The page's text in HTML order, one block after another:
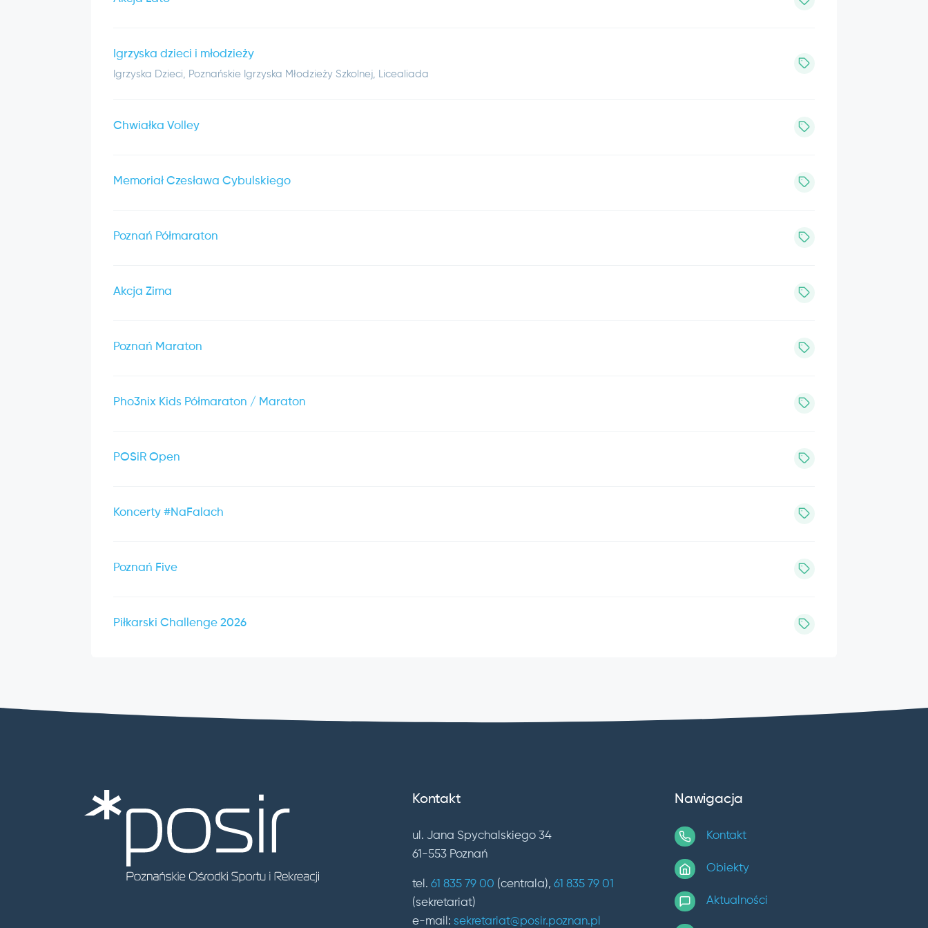
Igrzyska dzieci i młodzieży
Igrzyska Dzieci, Poznańskie Igrzyska Młodzieży Szkolnej, Licealiada
Chwiałka Volley
Memoriał Czesława Cybulskiego
Poznań Półmaraton
Akcja Zima
Poznań Maraton
Pho3nix Kids Półmaraton / Maraton
POSiR Open
Koncerty #NaFalach
Poznań Five
Piłkarski Challenge 2026
Kontakt
ul. Jana Spychalskiego 34
61-553 Poznań
tel. 61 835 79 00 (centrala), 61 835 79 01
(sekretariat)
e-mail: sekretariat@posir.poznan.pl
Nawigacja
Kontakt
Obiekty
Aktualności